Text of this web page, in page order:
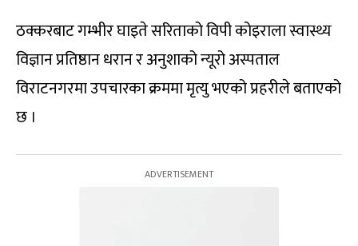
ठक्करबाट गम्भीर घाइते सरिताको विपी कोइराला स्वास्थ्य
विज्ञान प्रतिष्ठान धरान र अनुशाको न्यूरो अस्पताल
विराटनगरमा उपचारका क्रममा मृत्यु भएको प्रहरीले बताएको
छ ।